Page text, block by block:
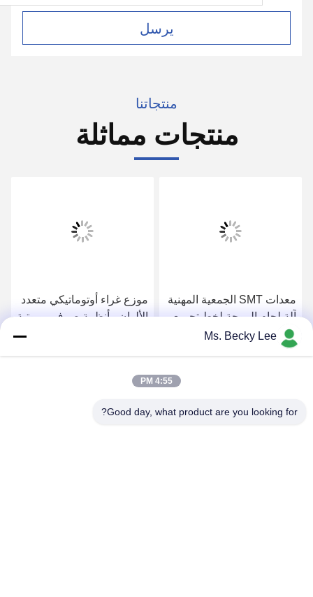
يرسل
منتجاتنا
منتجات مماثلة
معدات SMT الجمعية المهنية
آلة لحام الموجة لخط تجميع
ثنائي الفينيل متعدد الكلور
350
موزع غراء أوتوماتيكي متعدد
الألوان ، أنظمة صرف روبوتية
Ms. Becky Lee
4:55 PM
Good day, what product are you looking for?